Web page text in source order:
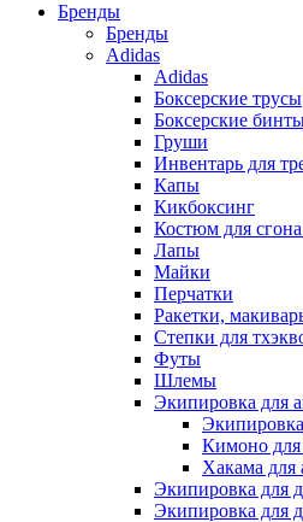
Бренды
Бренды
Adidas
Adidas
Боксерские трусы
Боксерские
Груши
Инвентарь для
Капы
Кикбоксинг
Костюм для сгона
Лапы
Майки
Перчатки
Ракетки,
Степки для
Футы
Шлемы
Экипировка для
Кимоно для
Хакама для
Экипировка для
Экипировка для